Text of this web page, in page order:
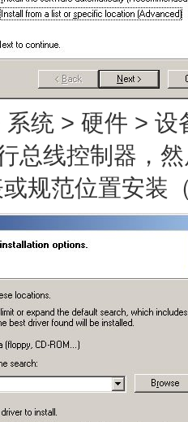
系统 > 硬件 >
总线控制器，
或规范位置安装